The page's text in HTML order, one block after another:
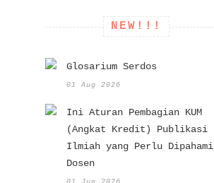
NEW!!!
Glosarium Serdos
01 Aug 2026
Ini Aturan Pembagian KUM
(Angkat Kredit) Publikasi
Ilmiah yang Perlu Dipahami
Dosen